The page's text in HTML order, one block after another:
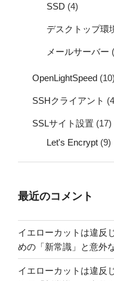
SSD (4)
デスクトップ環
メールサーバー
OpenLightSpeed (10)
SSHクライアント
SSLサイト設置 (17)
Let's Encrypt (9)
最近のコメント
イエローカットは違反
めの「新常識」と意外
イエローカットは違反